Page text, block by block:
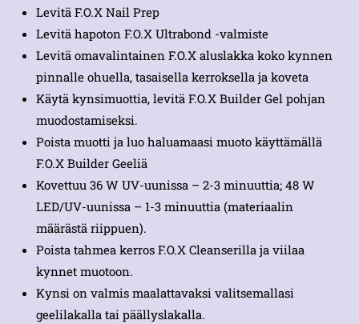
Levitä F.O.X Nail Prep
Levitä hapoton F.O.X Ultrabond -valmiste
Levitä omavalintainen F.O.X aluslakka koko kynnen
pinnalle ohuella, tasaisella kerroksella ja koveta
Käytä kynsimuottia, levitä F.O.X Builder Gel pohjan
muodostamiseksi.
Poista muotti ja luo haluamaasi muoto käyttämällä
F.O.X Builder Geeliä
Kovettuu 36 W UV-uunissa – 2-3 minuuttia; 48 W
LED/UV-uunissa – 1-3 minuuttia (materiaalin
määrästä riippuen).
Poista tahmea kerros F.O.X Cleanserilla ja viilaa
kynnet muotoon.
Kynsi on valmis maalattavaksi valitsemallasi
geelilakalla tai päällyslakalla.